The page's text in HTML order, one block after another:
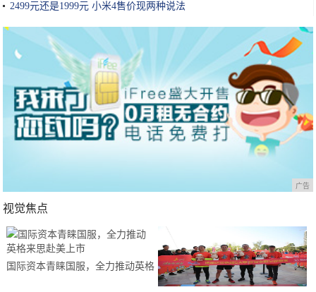
2499元还是1999元 小米4售价现两种说法
广告
视觉焦点
国际资本青睐国服，全力推动英格